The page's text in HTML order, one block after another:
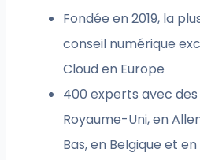
Fondée en 2019, la
conseil numérique
Cloud en Europe
400 experts avec
Royaume-Uni, en
Bas, en Belgique et